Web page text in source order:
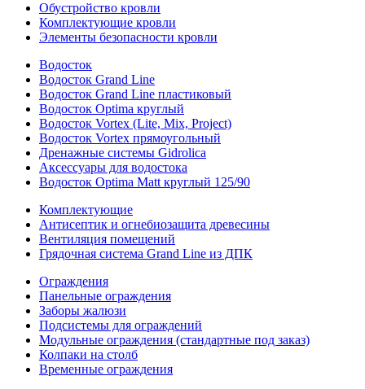
Обустройство кровли
Комплектующие кровли
Элементы безопасности кровли
Водосток
Водосток Grand Line
Водосток Grand Line пластиковый
Водосток Optima круглый
Водосток Vortex (Lite, Mix, Project)
Водосток Vortex прямоугольный
Дренажные системы Gidrolica
Аксессуары для водостока
Водосток Optima Matt круглый 125/90
Комплектующие
Антисептик и огнебиозащита древесины
Вентиляция помещений
Грядочная система Grand Line из ДПК
Ограждения
Панельные ограждения
Заборы жалюзи
Подсистемы для ограждений
Модульные ограждения (стандартные под заказ)
Колпаки на столб
Временные ограждения